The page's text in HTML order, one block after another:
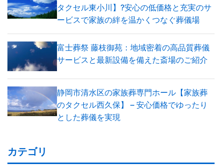
タクセル東小川】?安心の低価格と充実のサ
ービスで家族の絆を温かくつなぐ葬儀場
富士葬祭 藤枝御苑：地域密着の高品質葬儀
サービスと最新設備を備えた斎場のご紹介
静岡市清水区の家族葬専門ホール【家族葬
のタクセル西久保】 – 安心価格でゆったり
とした葬儀を実現
カテゴリ